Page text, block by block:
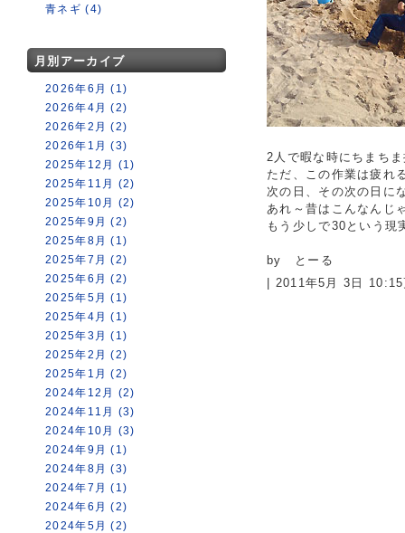
青ネギ (4)
月別アーカイブ
2026年6月 (1)
2026年4月 (2)
2026年2月 (2)
2026年1月 (3)
2025年12月 (1)
2025年11月 (2)
2025年10月 (2)
2025年9月 (2)
2025年8月 (1)
2025年7月 (2)
2025年6月 (2)
2025年5月 (1)
2025年4月 (1)
2025年3月 (1)
2025年2月 (2)
2025年1月 (2)
2024年12月 (2)
2024年11月 (3)
2024年10月 (3)
2024年9月 (1)
2024年8月 (3)
2024年7月 (1)
2024年6月 (2)
2024年5月 (2)
2人で暇な時にちまち
ただ、この作業は疲れ
次の日、その次の日に
あれ～昔はこんなんじ
もう少しで30という現
by とーる
| 2011年5月 3日